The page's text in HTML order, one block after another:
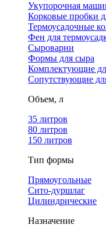
Укупорочная
Корковые пробки
Термоусадочные
Фен для
Сыроварни
Формы для сыра
Комплектующие
Сопутствующие
Объем, л
35 литров
80 литров
150 литров
Тип формы
Прямоугольные
Сито-дуршлаг
Цилиндрические
Назначение